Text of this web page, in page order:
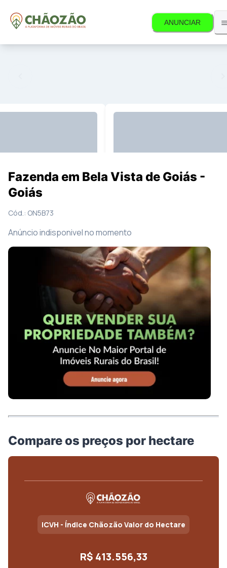
ANUNCIAR
Fazenda em Bela Vista de Goiás -
Goiás
Cód.: ON5B73
Anúncio indisponivel no momento
Compare os preços por hectare
ICVH - Índice Chãozão Valor do Hectare
R$ 413.556,33